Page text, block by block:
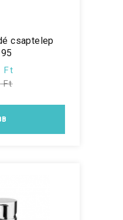
csaptelep
Ft
Ft